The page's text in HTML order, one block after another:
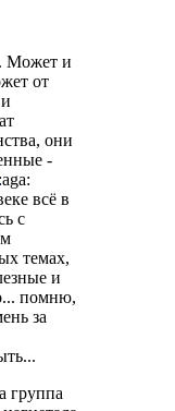
Может и
от
они
-
всё в
с
темах,
и
помню,
за
группа